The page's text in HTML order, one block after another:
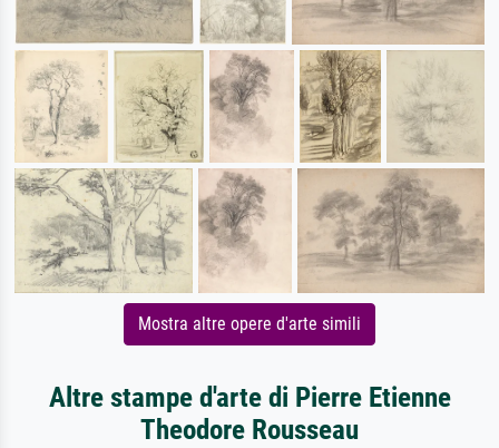
Mostra altre opere d'arte simili
Altre stampe d'arte di Pierre Etienne
Theodore Rousseau